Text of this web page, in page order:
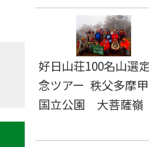
好日山荘100名山選
念ツアー 秩父多摩
国立公園 大菩薩嶺